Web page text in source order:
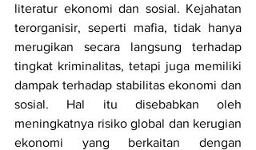
literatur ekonomi dan sosial. Kejahatan
terorganisir, seperti mafia, tidak hanya
merugikan secara langsung terhadap
tingkat kriminalitas, tetapi juga memiliki
dampak terhadap stabilitas ekonomi dan
sosial. Hal itu disebabkan oleh
meningkatnya risiko global dan kerugian
ekonomi yang berkaitan dengan